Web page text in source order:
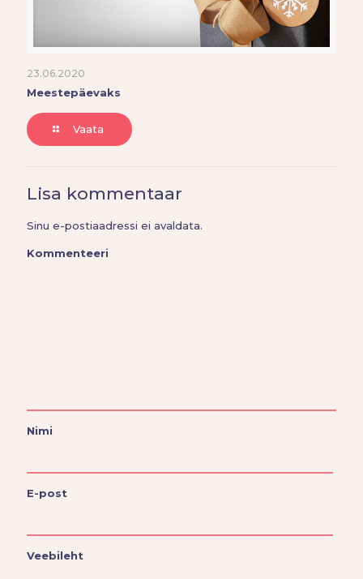
23.06.2020
Meestepäevaks
Vaata
Lisa kommentaar
Sinu e-postiaadressi ei avaldata.
Kommenteeri
Nimi
E-post
Veebileht